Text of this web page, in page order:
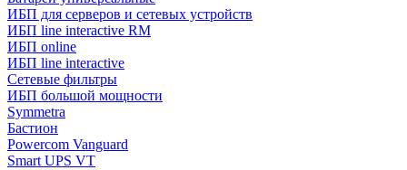
ИБП для серверов и сетевых устройств
ИБП line interactive RM
ИБП online
ИБП linе interactive
Сетевые фильтры
ИБП большой мощности
Symmetra
Бастион
Powercom Vanguard
Smart UPS VT